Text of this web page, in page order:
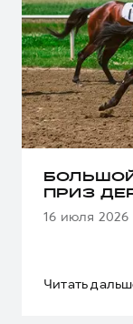
ПРИЗ
16 июля 2026
Читать